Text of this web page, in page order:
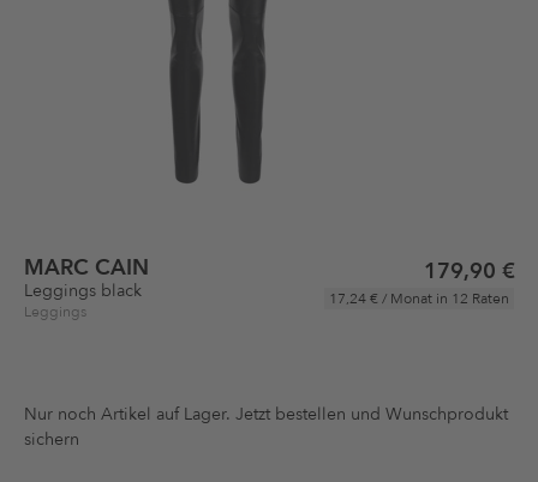
MARC CAIN
Leggings black
Leggings
179,90 €
17,24 € / Monat in 12 Raten
Nur noch Artikel auf Lager. Jetzt bestellen und Wunschprodukt
sichern